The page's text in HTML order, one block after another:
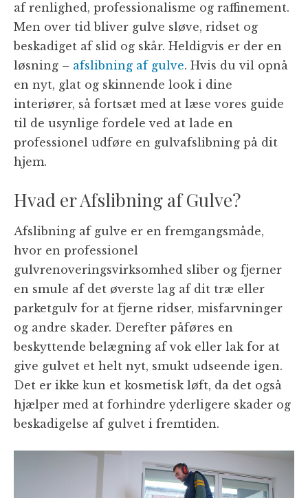
af renlighed, professionalisme og raffinement.
Men over tid bliver gulve sløve, ridset og
beskadiget af slid og skår. Heldigvis er der en
løsning – afslibning af gulve. Hvis du vil opnå
en nyt, glat og skinnende look i dine
interiører, så fortsæt med at læse vores guide
til de usynlige fordele ved at lade en
professionel udføre en gulvafslibning på dit
hjem.
Hvad er Afslibning af Gulve?
Afslibning af gulve er en fremgangsmåde,
hvor en professionel
gulvrenoveringsvirksomhed sliber og fjerner
en smule af det øverste lag af dit træ eller
parketgulv for at fjerne ridser, misfarvninger
og andre skader. Derefter påføres en
beskyttende belægning af vok eller lak for at
give gulvet et helt nyt, smukt udseende igen.
Det er ikke kun et kosmetisk løft, da det også
hjælper med at forhindre yderligere skader og
beskadigelse af gulvet i fremtiden.